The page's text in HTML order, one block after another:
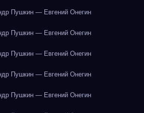
Пушкин — Евгений Онегин
Пушкин — Евгений Онегин
Пушкин — Евгений Онегин
Пушкин — Евгений Онегин
Пушкин — Евгений Онегин